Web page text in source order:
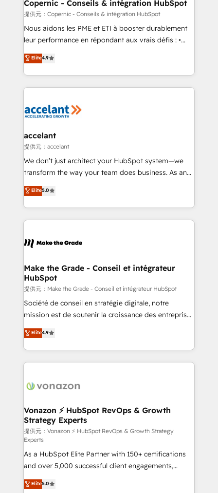
across offices and consulting teams in the UK, USA,
Canada, Germany, France, Belgium, Singapore, and
South Africa. Certified compliant with ISO/IEC
international offices and 175+ employees.
Copernic - Conseils & intégration HubSpot
提供元：Copernic - Conseils & intégration HubSpot
Nous aidons les PME et ETI à booster durablement
leur performance en répondant aux vrais défis : •
Intégration de HubSpot avec d’autres outils (ERP,
téléphonie, etc.) • Alignement des équipes grâce à un
outil et des données partagées • Amélioration de la
collecte et de l’analyse des données pour des
de la productivité des équipes Notre équipe de 30
avec un engagement total, alignant processus
métiers et technologie, et guidant vos équipes à
travers le changement, tout en centrant vos objectifs
d’entreprise. Grâce à une méthodologie éprouvée
rapidement vos enjeux et intégrons parfaitement
HubSpot dans votre organisation. Pour toute
un échange dédié.
Elite4.9
accelant
提供元：accelant
We don’t just architect your HubSpot system—we
transform the way your team does business. As an
Elite HubSpot Solutions Partner, we specialize in
creating tailored, end-to-end CRM solutions that
accelerate growth, improve operational efficiency,
and ensure faster time to value on HubSpot. What
day one, our team takes the time to deeply
strategies that deliver impactful results. Our mission
is to empower you to unlock HubSpot’s full potential
—faster. Through expert training, unmatched
responsiveness, and ongoing support, we equip
your team to adopt new systems with confidence
customer engagement.
Elite5.0
Make the Grade - Conseil et intégrateur
HubSpot
提供元：Make the Grade - Conseil et intégrateur HubSpot
Société de conseil en stratégie digitale, notre
mission est de soutenir la croissance des entreprises
B2B à travers l’acquisition de nouveaux clients,
l'intégration CRM et le développement des revenus
auprès de vos comptes existants. En France et à
l'international, nous travaillons avec des ETI
delà d’une simple transformation digitale et des
➤ L’intégration de CRM et de méthodologie RevOps
pour aligner les équipes marketing, commerciales et
support client (data migration, synchronisation API,
audit et maintenance) ➤ La création de sites internet
de conversion qui transforment les visiteurs en
opportunités d'affaires ➤ La mise en place de
stratégies d'acquisition marketing (SEO, SEA,
inbound, automatisation marketing, ABM, IA,
Elite4.9
Vonazon ⚡ HubSpot RevOps & Growth
Strategy Experts
提供元：Vonazon ⚡ HubSpot RevOps & Growth Strategy
Experts
As a HubSpot Elite Partner with 150+ certifications
and over 5,000 successful client engagements,
Vonazon turns marketing complexity into
measurable, scalable growth. From onboarding to
Elite5.0